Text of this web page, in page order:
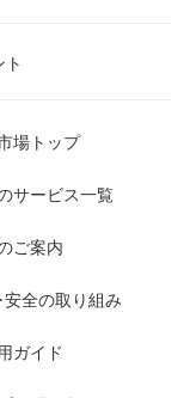
場トップ
サービス一覧
ご案内
安全の取り組み
ガイド